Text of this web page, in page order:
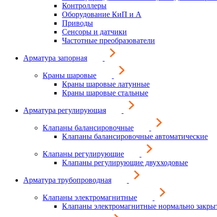
Контроллеры
Оборудование КиП и А
Приводы
Сенсоры и датчики
Частотные преобразователи
Арматура запорная
Краны шаровые
Краны шаровые латунные
Краны шаровые стальные
Арматура регулирующая
Клапаны балансировочные
Клапаны балансировочные автоматические
Клапаны регулирующие
Клапаны регулирующие двухходовые
Арматура трубопроводная
Клапаны электромагнитные
Клапаны электромагнитные нормально